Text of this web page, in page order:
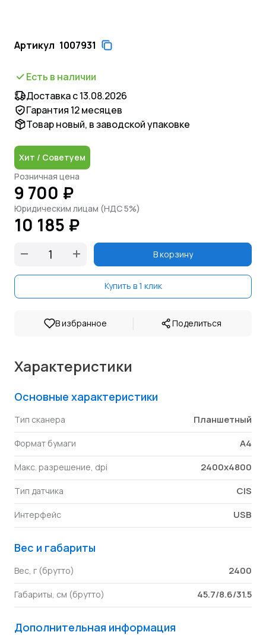
Артикул 1007931
Есть в наличии
Доставка с 13.08.2026
Гарантия 12 месяцев
Товар новый, в заводской упаковке
Хит / Советуем
Розничная цена
9 700 ₽
Юридическим лицам (НДС 5%)
10 185 ₽
В корзину
Купить в 1 клик
В избранное | Поделиться
Характеристики
Основные характеристики
Тип сканера Планшетный
Формат бумаги A4
Макс. разрешение, dpi 2400x4800
Тип датчика CIS
Интерфейс USB
Вес и габариты
Вес, г (брутто) 2400
Габариты, см (брутто) 45.7/8.6/31.5
Дополнительная информация